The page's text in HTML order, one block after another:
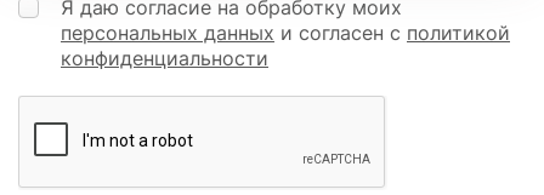
Я даю согласие на обработку моих
персональных данных и согласен с политикой
конфиденциальности